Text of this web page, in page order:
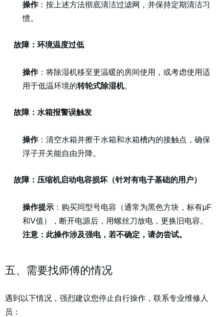
操作：按上述方法彻底清洁过滤网，并保持定期清洁习
惯。
故障：环境温度过低
操作：将除湿机移至更温暖的房间使用，或考虑使用适
用于低温环境的转轮式除湿机。
故障：水箱报警误触发
操作：清空水箱并擦干水箱和水箱槽内的接触点，确保
浮子开关能自由升降。
故障：压缩机启动电容损坏（针对有电子基础的用户）
操作提示 ：购买同型号电容（通常为黑色方块，标有μF
和V值），断开电源后，用螺丝刀放电，更换旧电容。
注意：此操作涉及强电，若不确定，请勿尝试。
五、需要找师傅的情况
遇到以下情况，强烈建议您停止自行操作，联系专业维修人
员：